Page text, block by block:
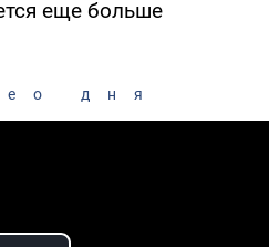
еще больше
дня